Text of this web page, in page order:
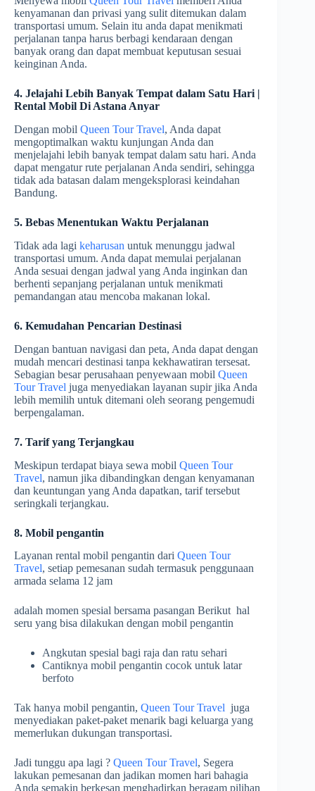
kenyamanan dan privasi yang sulit ditemukan dalam
transportasi umum. Selain itu anda dapat menikmati
perjalanan tanpa harus berbagi kendaraan dengan
banyak orang dan dapat membuat keputusan sesuai
keinginan Anda.
4. Jelajahi Lebih Banyak Tempat dalam Satu Hari |
Rental Mobil Di Astana Anyar
Dengan mobil Queen Tour Travel, Anda dapat
mengoptimalkan waktu kunjungan Anda dan
menjelajahi lebih banyak tempat dalam satu hari. Anda
dapat mengatur rute perjalanan Anda sendiri, sehingga
tidak ada batasan dalam mengeksplorasi keindahan
Bandung.
5. Bebas Menentukan Waktu Perjalanan
Tidak ada lagi keharusan untuk menunggu jadwal
transportasi umum. Anda dapat memulai perjalanan
Anda sesuai dengan jadwal yang Anda inginkan dan
berhenti sepanjang perjalanan untuk menikmati
pemandangan atau mencoba makanan lokal.
6. Kemudahan Pencarian Destinasi
Dengan bantuan navigasi dan peta, Anda dapat dengan
mudah mencari destinasi tanpa kekhawatiran tersesat.
Sebagian besar perusahaan penyewaan mobil Queen
Tour Travel juga menyediakan layanan supir jika Anda
lebih memilih untuk ditemani oleh seorang pengemudi
berpengalaman.
7. Tarif yang Terjangkau
Meskipun terdapat biaya sewa mobil Queen Tour
Travel, namun jika dibandingkan dengan kenyamanan
dan keuntungan yang Anda dapatkan, tarif tersebut
seringkali terjangkau.
8. Mobil pengantin
Layanan rental mobil pengantin dari Queen Tour
Travel, setiap pemesanan sudah termasuk penggunaan
armada selama 12 jam
adalah momen spesial bersama pasangan Berikut hal
seru yang bisa dilakukan dengan mobil pengantin
Angkutan spesial bagi raja dan ratu sehari
Cantiknya mobil pengantin cocok untuk latar
berfoto
Tak hanya mobil pengantin, Queen Tour Travel juga
menyediakan paket-paket menarik bagi keluarga yang
memerlukan dukungan transportasi.
Jadi tunggu apa lagi ? Queen Tour Travel, Segera
lakukan pemesanan dan jadikan momen hari bahagia
Anda semakin berkesan menghadirkan beragam pilihan